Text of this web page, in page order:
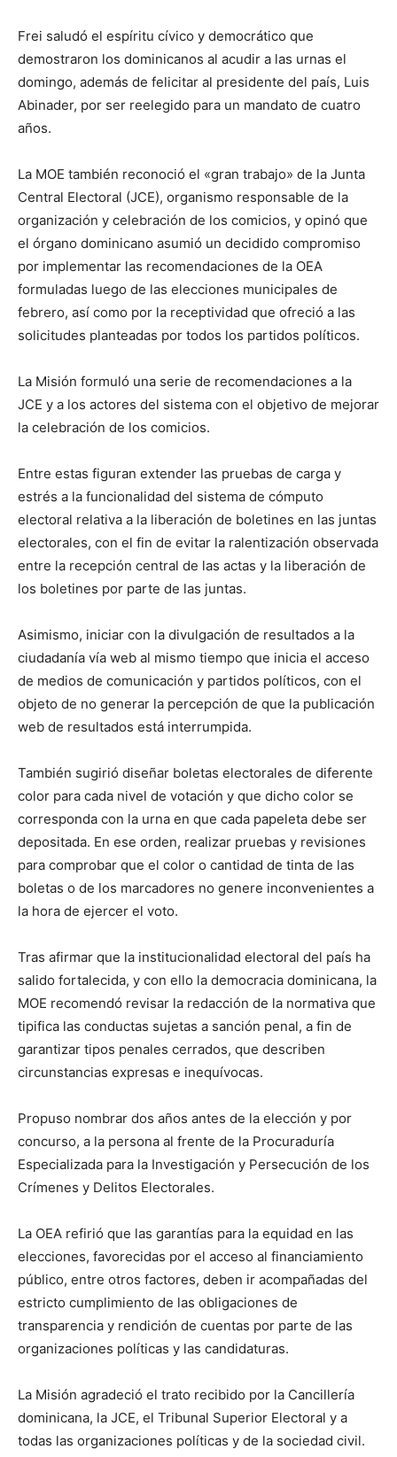
Frei saludó el espíritu cívico y democrático que
demostraron los dominicanos al acudir a las urnas el
domingo, además de felicitar al presidente del país, Luis
Abinader, por ser reelegido para un mandato de cuatro
años.
La MOE también reconoció el «gran trabajo» de la Junta
Central Electoral (JCE), organismo responsable de la
organización y celebración de los comicios, y opinó que
el órgano dominicano asumió un decidido compromiso
por implementar las recomendaciones de la OEA
formuladas luego de las elecciones municipales de
febrero, así como por la receptividad que ofreció a las
solicitudes planteadas por todos los partidos políticos.
La Misión formuló una serie de recomendaciones a la
JCE y a los actores del sistema con el objetivo de mejorar
la celebración de los comicios.
Entre estas figuran extender las pruebas de carga y
estrés a la funcionalidad del sistema de cómputo
electoral relativa a la liberación de boletines en las juntas
electorales, con el fin de evitar la ralentización observada
entre la recepción central de las actas y la liberación de
los boletines por parte de las juntas.
Asimismo, iniciar con la divulgación de resultados a la
ciudadanía vía web al mismo tiempo que inicia el acceso
de medios de comunicación y partidos políticos, con el
objeto de no generar la percepción de que la publicación
web de resultados está interrumpida.
También sugirió diseñar boletas electorales de diferente
color para cada nivel de votación y que dicho color se
corresponda con la urna en que cada papeleta debe ser
depositada. En ese orden, realizar pruebas y revisiones
para comprobar que el color o cantidad de tinta de las
boletas o de los marcadores no genere inconvenientes a
la hora de ejercer el voto.
Tras afirmar que la institucionalidad electoral del país ha
salido fortalecida, y con ello la democracia dominicana, la
MOE recomendó revisar la redacción de la normativa que
tipifica las conductas sujetas a sanción penal, a fin de
garantizar tipos penales cerrados, que describen
circunstancias expresas e inequívocas.
Propuso nombrar dos años antes de la elección y por
concurso, a la persona al frente de la Procuraduría
Especializada para la Investigación y Persecución de los
Crímenes y Delitos Electorales.
La OEA refirió que las garantías para la equidad en las
elecciones, favorecidas por el acceso al financiamiento
público, entre otros factores, deben ir acompañadas del
estricto cumplimiento de las obligaciones de
transparencia y rendición de cuentas por parte de las
organizaciones políticas y las candidaturas.
La Misión agradeció el trato recibido por la Cancillería
dominicana, la JCE, el Tribunal Superior Electoral y a
todas las organizaciones políticas y de la sociedad civil.